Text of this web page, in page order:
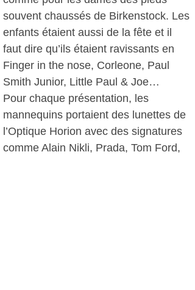
souvent chaussés de Birkenstock. Les
enfants étaient aussi de la fête et il
faut dire qu’ils étaient ravissants en
Finger in the nose, Corleone, Paul
Smith Junior, Little Paul & Joe…
Pour chaque présentation, les
mannequins portaient des lunettes de
l’Optique Horion avec des signatures
comme Alain Nikli, Prada, Tom Ford,